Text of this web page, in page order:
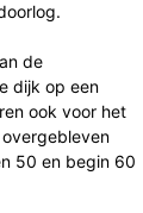
de
dijk op een
ook voor het
50 en begin 60